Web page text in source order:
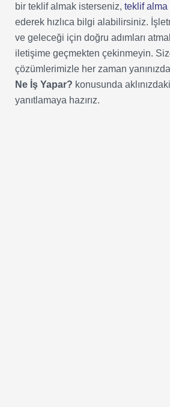
bir teklif almak isterseniz, teklif alma
ederek hızlıca bilgi alabilirsiniz.
ve geleceği için doğru adımları
iletişime geçmekten çekinmeyin.
çözümlerimizle her zaman
Ne İş Yapar? konusunda
yanıtlamaya hazırız.